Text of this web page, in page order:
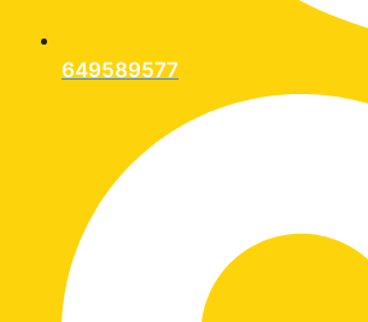
649589577